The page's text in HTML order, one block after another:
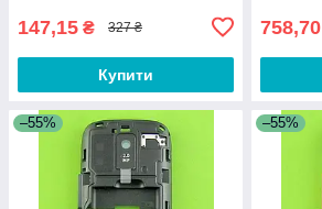
147,15 ₴ 327 ₴
Купити
758,70
–55% –55%